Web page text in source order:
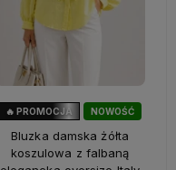
NOWOŚĆ
OKAZJA
🔥 PROMOCJA
Bluzka damska żółta
koszulowa z falbaną